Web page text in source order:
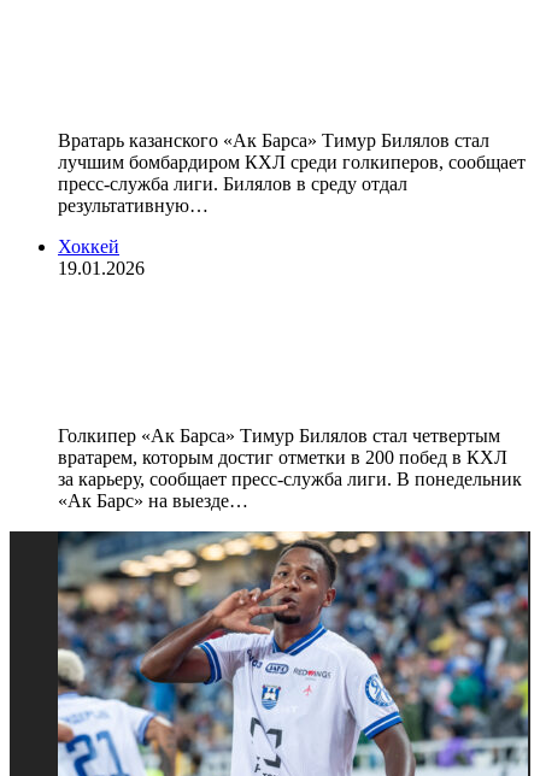
Вратарь казанского «Ак Барса» Тимур Билялов стал
лучшим бомбардиром КХЛ среди голкиперов, сообщает
пресс‑служба лиги. Билялов в среду отдал
результативную…
Хоккей
19.01.2026
Голкипер «Ак Барса» Тимур Билялов стал четвертым
вратарем, которым достиг отметки в 200 побед в КХЛ
за карьеру, сообщает пресс‑служба лиги. В понедельник
«Ак Барс» на выезде…